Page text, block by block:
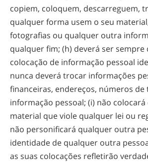
copiem, coloquem, descarreguem,
qualquer forma usem o seu
fotografias ou qualquer outra
qualquer fim; (h) deverá ser sempre
colocação de informação pessoal
nunca deverá trocar informações
financeiras, endereços, números
informação pessoal; (i) não
material que viole qualquer lei ou
não personificará qualquer outra
identidade de qualquer outra
as suas colocações refletirão